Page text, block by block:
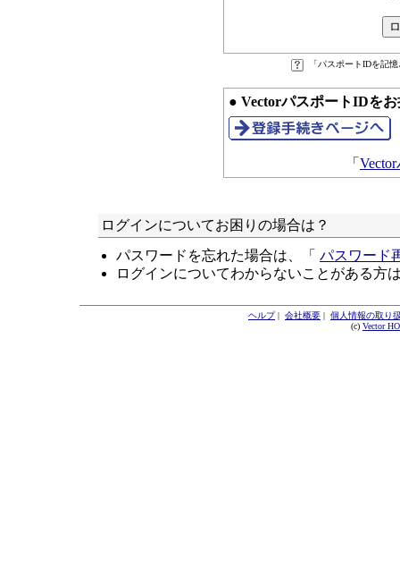
「パスポートIDを記
● VectorパスポートIDを
「
ログインについてお困りの場合は？
パスワードを忘れた場合は、「 パスワード
ログインについてわからないことがある方
ヘルプ| 会社概要 | 個人情報の取り
(c) Vector